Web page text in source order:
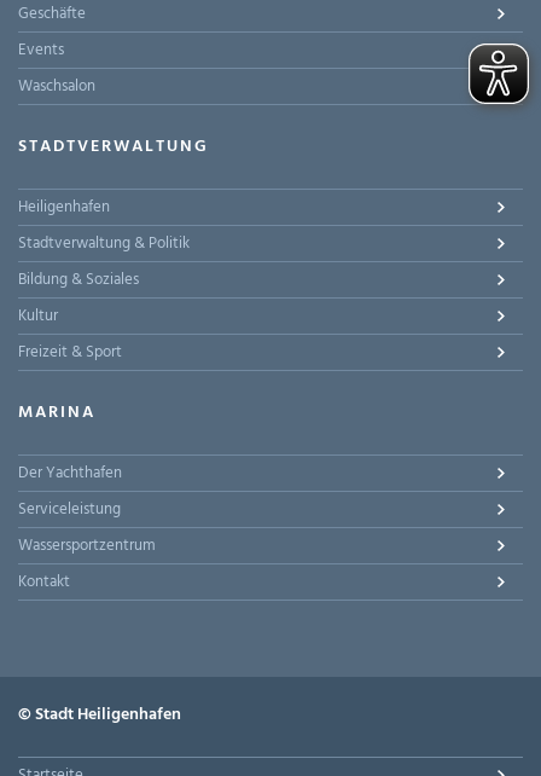
Geschäfte
Events
Waschsalon
STADTVERWALTUNG
Heiligenhafen
Stadtverwaltung & Politik
Bildung & Soziales
Kultur
Freizeit & Sport
MARINA
Der Yachthafen
Serviceleistung
Wassersportzentrum
Kontakt
© Stadt Heiligenhafen